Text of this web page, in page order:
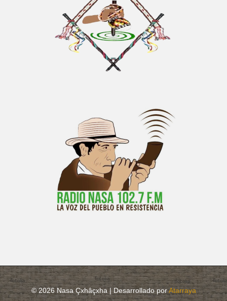
© 2026 Nasa Çxhâçxha | Desarrollado porAtarraya